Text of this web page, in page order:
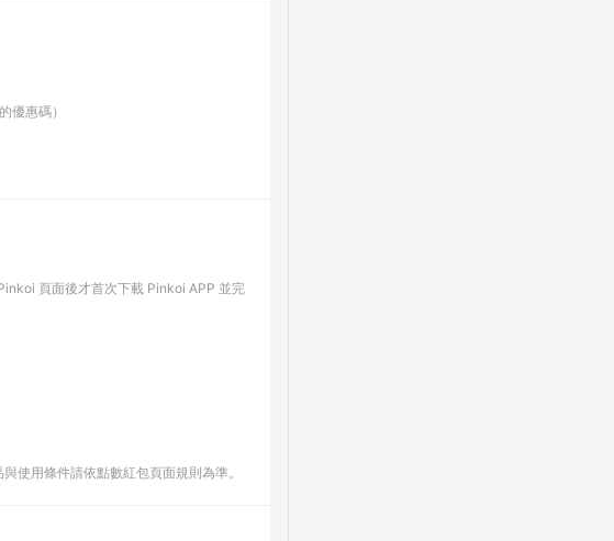
優惠碼）
頁面後才首次下載 Pinkoi APP 並完
使用條件請依點數紅包頁面規則為準。